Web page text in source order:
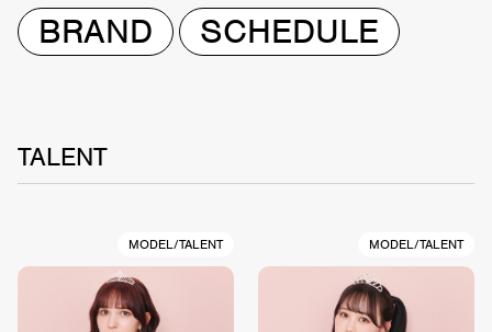
BRAND
SCHEDULE
TALENT
MODEL/TALENT MODEL/TALENT